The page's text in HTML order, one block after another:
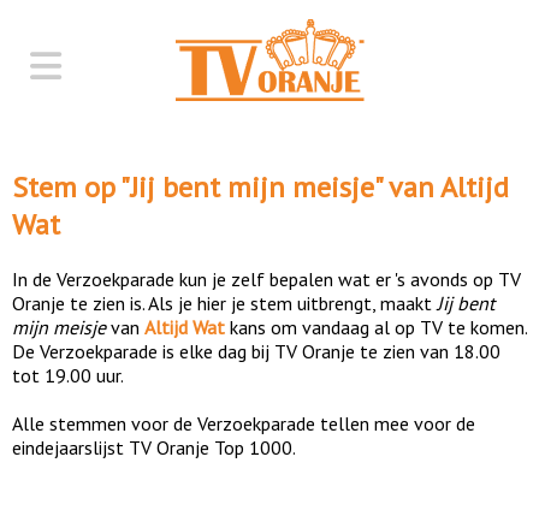
Stem op "Jij bent mijn meisje" vanAltijd
Wat
In de Verzoekparade kun je zelf bepalen wat er 's avonds op TV
Oranje te zien is. Als je hier je stem uitbrengt, maakt Jij bent
mijn meisjevan Altijd Wat kans om vandaag al op TV te komen.
De Verzoekparade is elke dag bij TV Oranje te zien van 18.00
tot 19.00 uur.
Alle stemmen voor de Verzoekparade tellen mee voor de
eindejaarslijst TV Oranje Top 1000.